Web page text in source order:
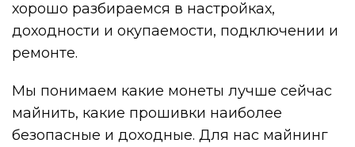
хорошо разбираемся в настройках,
доходности и окупаемости, подключении и
ремонте.
Мы понимаем какие монеты лучше сейчас
майнить, какие прошивки наиболее
безопасные и доходные. Для нас майнинг